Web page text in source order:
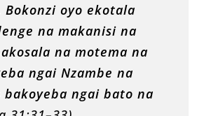
Bokonzi oyo ekotala
na makanisi na
na motema na
ngai Nzambe na
bakoyeba ngai bato na